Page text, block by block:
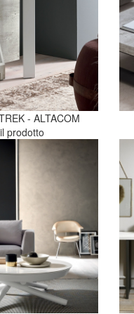
- ALTACOM
prodotto